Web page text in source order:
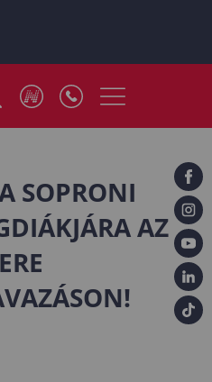
SOPRONI
AZ